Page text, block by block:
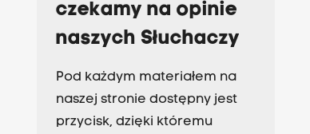
czekamy na opinie
naszych Słuchaczy
Pod każdym materiałem na
naszej stronie dostępny jest
przycisk, dzięki któremu